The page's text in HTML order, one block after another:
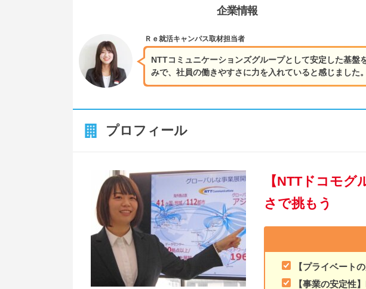
企業情報
NTTコミュニケーションズグループとして安定した基盤
みで、社員の働きやすさに力を入れていると感じました。
Ｒｅ就活キャンパス取材担当者
プロフィール
【NTTドコモ
さで挑もう
【プライベート
【事業の安定性